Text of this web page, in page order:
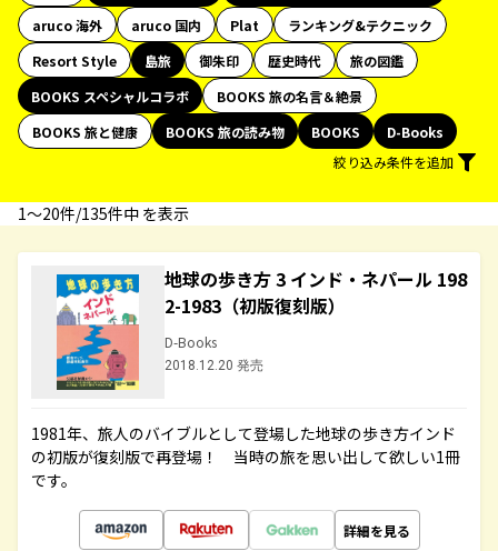
aruco 海外
aruco 国内 Plat
ランキング&テクニック
Resort Style
島旅 御朱印 歴史時代
旅の図鑑
BOOKS スペシャルコラボ
BOOKS 旅の名言＆絶景
BOOKS 旅と健康
BOOKS 旅の読み物 BOOKS
D-Books
絞り込み条件を追加
1〜20件/135件中 を表示
地球の歩き方 3 インド・ネパール 198
2-1983（初版復刻版）
D-Books
2018.12.20 発売
1981年、旅人のバイブルとして登場した地球の歩き方インド
の初版が復刻版で再登場！ 当時の旅を思い出して欲しい1冊
です。
詳細を見る